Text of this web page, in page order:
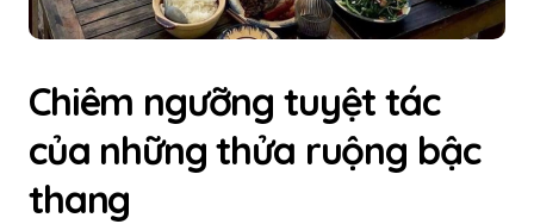
Chiêm ngưỡng tuyệt tác
của những thửa ruộng bậc
thang